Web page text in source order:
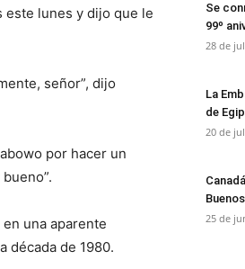
este lunes y dijo que le
señor”, dijo
por hacer un
una aparente
década de 1980.
Se
99º
28 de
La
de
20 de
25 de